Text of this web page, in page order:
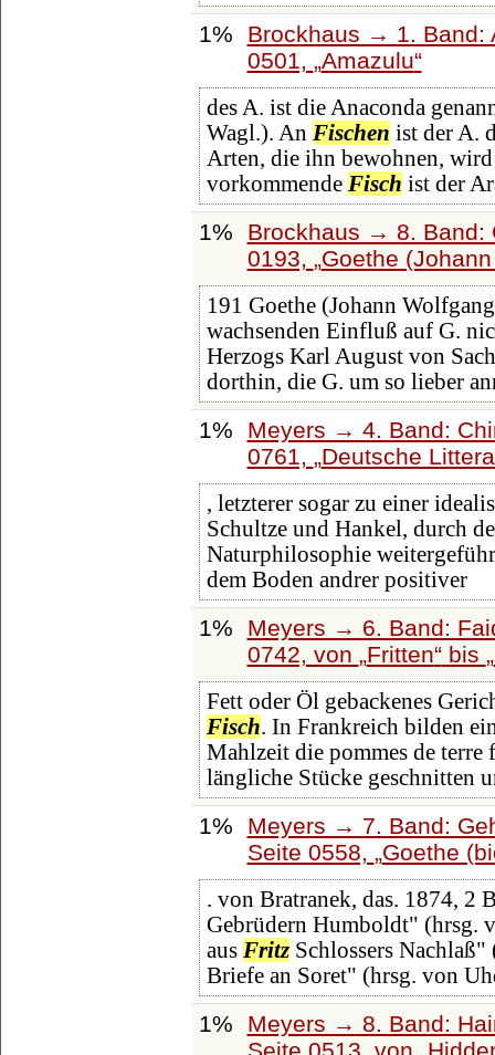
1%
Brockhaus → 1. Band:
0501,
Amazulu
des A. ist die Anaconda
Wagl.). An Fischen ist der A.
Arten, die ihn bewohnen,
vorkommende Fisch ist der
1%
Brockhaus → 8. Band:
0193,
Goethe
191 Goethe (Johann
wachsenden Einfluß auf G.
Herzogs Karl August von
dorthin, die G. um so lieber
1%
Meyers → 4. Band:
0761,
Deutsche
, letzterer sogar zu einer
Schultze und Hankel, durch
Naturphilosophie
dem Boden andrer positiver
1%
Meyers → 6. Band:
0742, von Fritten bis
Fett oder Öl gebackenes
Fisch. In Frankreich bilden
Mahlzeit die pommes de
längliche Stücke geschnitten
1%
Meyers → 7. Band:
Seite 0558,
Goethe
. von Bratranek, das. 1874, 2
Gebrüdern Humboldt" (hrsg.
aus FritzSchlossers Nachlaß"
Briefe an Soret" (hrsg. von
1%
Meyers → 8. Band:
Seite 0513, von